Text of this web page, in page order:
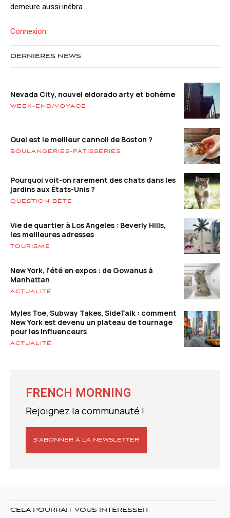
demeure aussi inébra...
Connexion
DERNIÈRES NEWS
Nevada City, nouvel eldorado arty et bohème
WEEK-END/VOYAGE
Quel est le meilleur cannoli de Boston ?
BOULANGERIES-PÂTISSERIES
Pourquoi voit-on rarement des chats dans les
jardins aux États-Unis ?
QUESTION BÊTE
Vie de quartier à Los Angeles : Beverly Hills,
les meilleures adresses
TOURISME
New York, l’été en expos : de Gowanus à
Manhattan
ACTUALITÉ
Myles Toe, Subway Takes, SideTalk : comment
New York est devenu un plateau de tournage
pour les influenceurs
ACTUALITÉ
FRENCH MORNING
Rejoignez la communauté !
S’ABONNER À LA NEWSLETTER
CELA POURRAIT VOUS INTÉRESSER